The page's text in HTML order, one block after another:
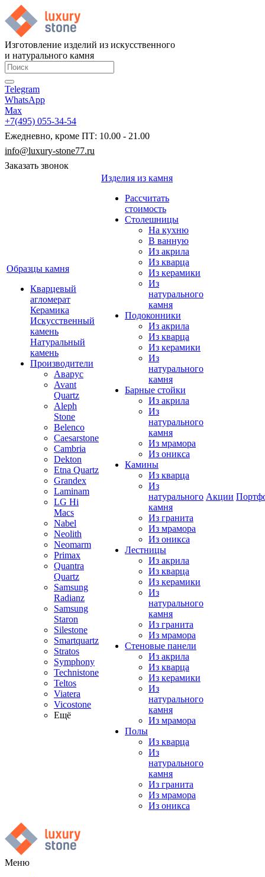
Изготовление изделий из искусственного
и натурального камня
Telegram
WhatsApp
Max
+7(495) 055-34-54
Ежедневно, кроме ПТ: 10.00 - 21.00
info@luxury-stone77.ru
Заказать звонок
Образцы камня
Кварцевый
агломерат
Керамика
Искусственный
камень
Натуральный
камень
Производители
Аварус
Avant
Quartz
Aleph
Stone
Belenco
Caesarstone
Cambria
Dekton
Etna Quartz
Grandex
Laminam
LG Hi
Macs
Nabel
Neolith
Neomarm
Primax
Quantra
Quartz
Samsung
Radianz
Samsung
Staron
Silestone
Smartquartz
Stratos
Symphony
Technistone
Teltos
Viatera
Vicostone
Ещё
Изделия из камня
Рассчитать
стоимость
Столешницы
На кухню
В ванную
Из акрила
Из кварца
Из керамики
Из
натурального
камня
Подоконники
Из акрила
Из кварца
Из керамики
Из
натурального
камня
Барные стойки
Из акрила
Из
натурального
камня
Из мрамора
Из оникса
Камины
Из кварца
Из
натурального
камня
Из гранита
Из мрамора
Из оникса
Лестницы
Из акрила
Из кварца
Из керамики
Из
натурального
камня
Из гранита
Из мрамора
Стеновые панели
Из акрила
Из кварца
Из керамики
Из
натурального
камня
Из мрамора
Полы
Из кварца
Из
натурального
камня
Из гранита
Из мрамора
Из оникса
Акции
Меню